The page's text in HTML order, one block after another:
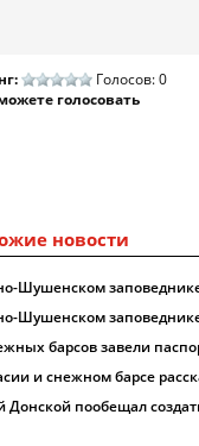
Голосов: 0
голосовать
новости
Шушенском
Шушенском
барсов завели
и снежном барсе
Донской пообещал